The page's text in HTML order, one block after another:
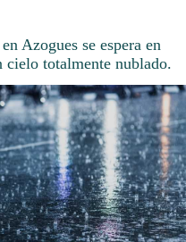
Azogues se espera en
cielo totalmente nublado.